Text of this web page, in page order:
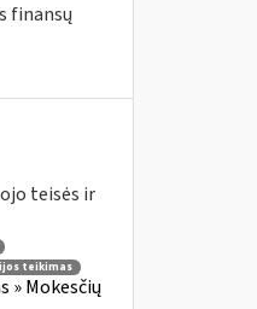
finansų
teisės ir
teikimas
» Mokesčių